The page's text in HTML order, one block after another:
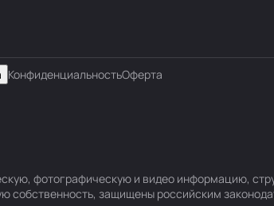
КонфиденциальностьОферта
фотографическую и видео информацию,
собственность, защищены российским